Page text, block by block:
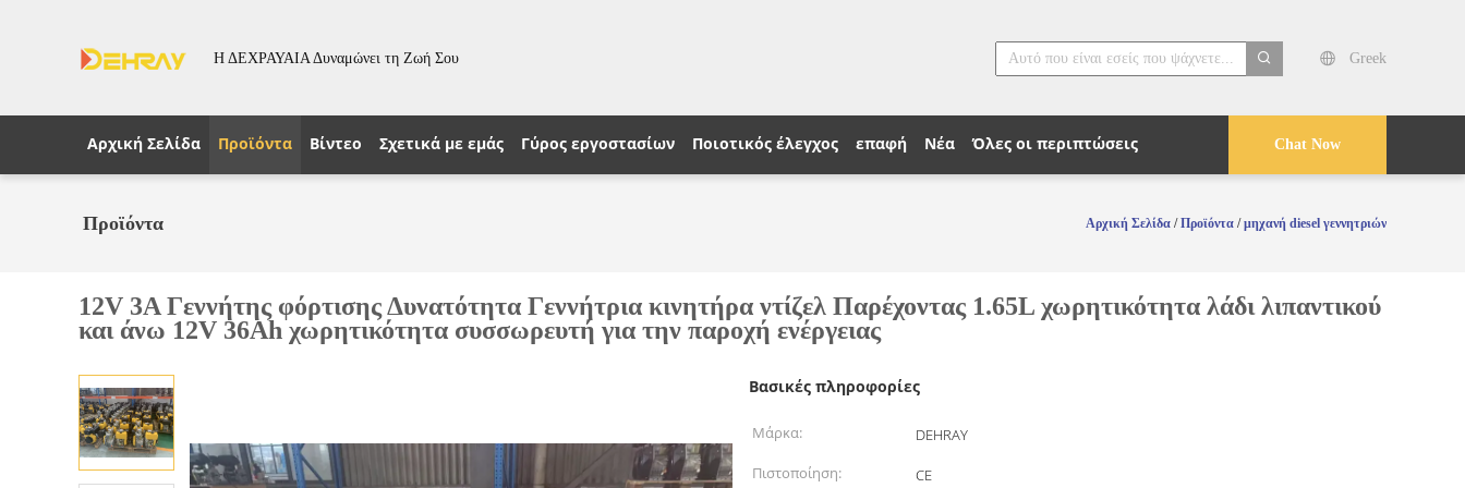
Η ΔΕΧΡΑΥΑΙΑ Δυναμώνει τη Ζωή Σου
Greek
Chat Now
Αρχική Σελίδα Προϊόντα Βίντεο Σχετικά με εμάς Γύρος εργοστασίων Ποιοτικός έλεγχος επαφή Νέα Όλες οι περιπτώσεις
Προϊόντα Αρχική Σελίδα /Προϊόντα /μηχανή diesel γεννητριών
12V 3A Γεννήτης φόρτισης Δυνατότητα Γεννήτρια κινητήρα ντίζελ Παρέχοντας 1.65L χωρητικότητα λάδι λιπαντικού
και άνω 12V 36Ah χωρητικότητα συσσωρευτή για την παροχή ενέργειας
Βασικές πληροφορίες
Μάρκα:
DEHRAY
Πιστοποίηση:
CE